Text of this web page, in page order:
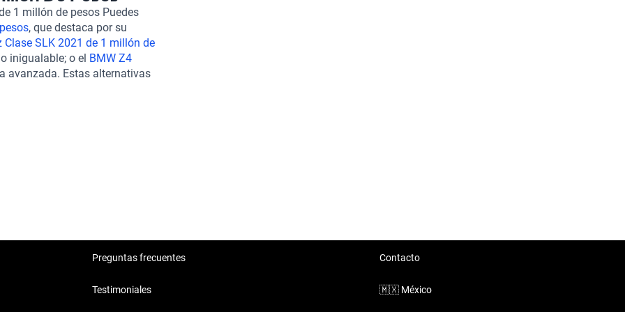
tu Lexus LC 2021
de financiamiento
para que te sientas
una garantía extendida,
interesado en opciones
explorar el
1 millón de pesos Puedes
, que destaca por su
Clase SLK 2021 de 1 millón de
inigualable; o el BMW Z4
avanzada. Estas alternativas
que complementan la
Preguntas frecuentes
Testimoniales
Contacto
🇲🇽 México